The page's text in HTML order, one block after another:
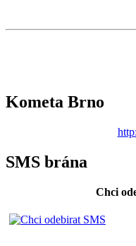
Kometa Brno
SMS brána
Chci